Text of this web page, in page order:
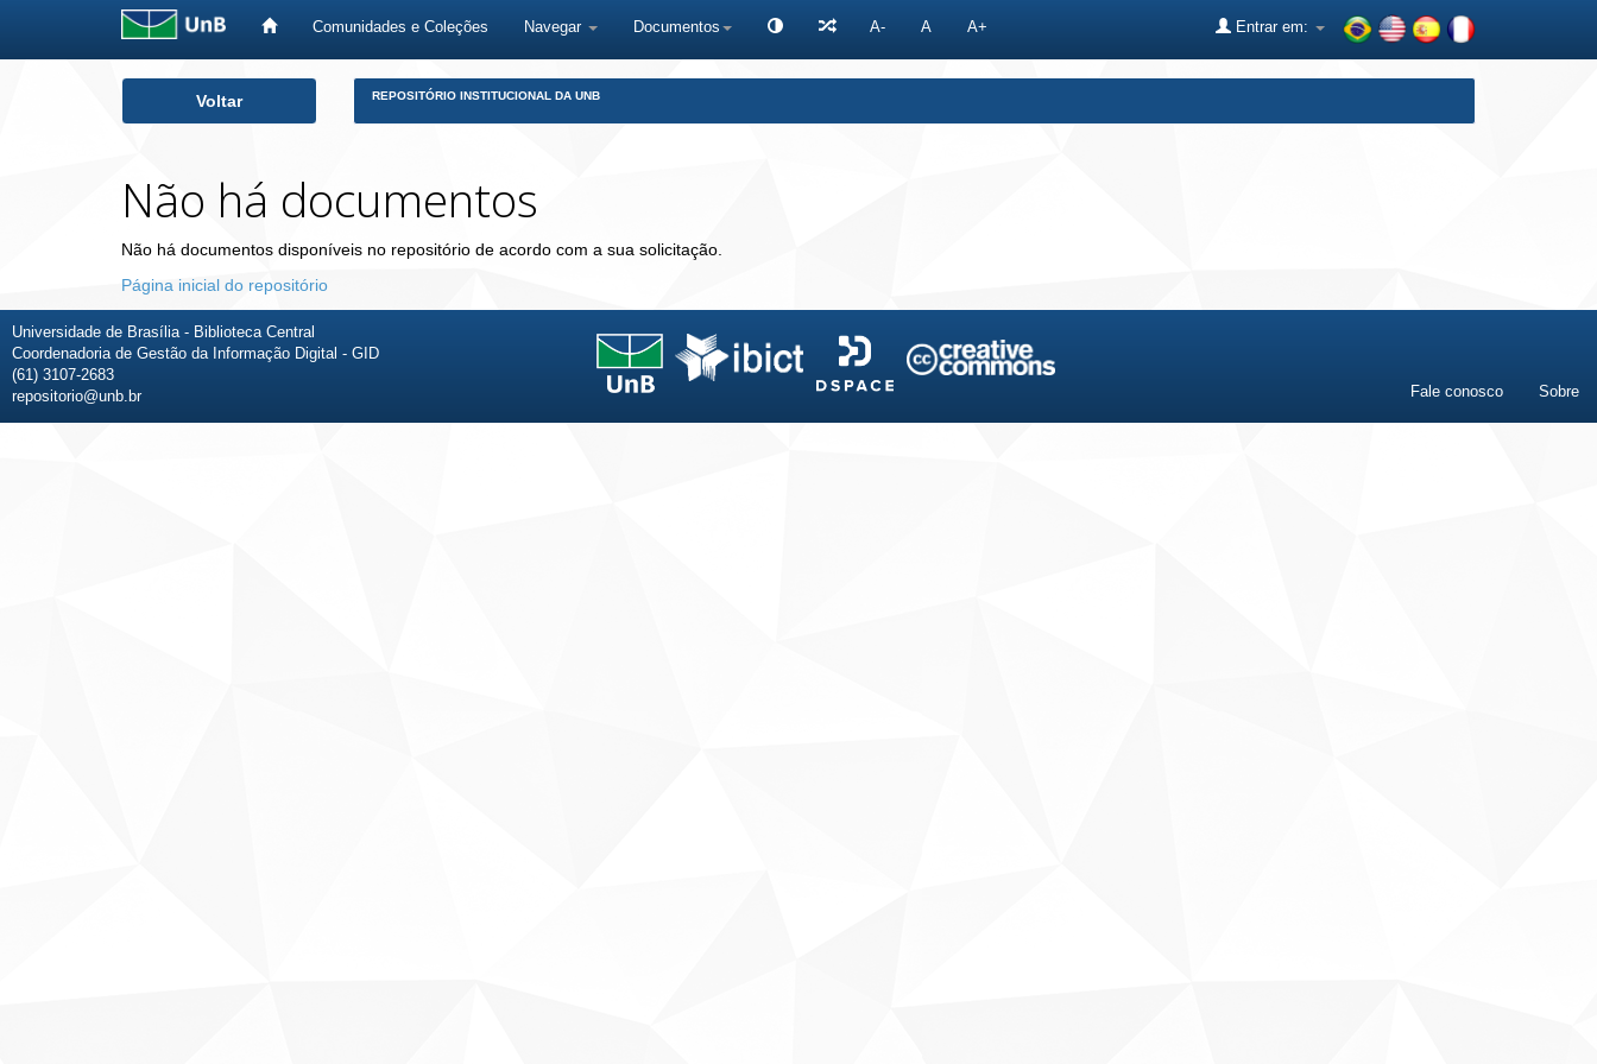
Comunidades e Coleções Navegar Documentos A- A A+ Entrar em:
Voltar REPOSITÓRIO INSTITUCIONAL DA UNB
Não há documentos
Não há documentos disponíveis no repositório de acordo com a sua solicitação.
Página inicial do repositório
Universidade de Brasília - Biblioteca Central
Coordenadoria de Gestão da Informação Digital - GID
(61) 3107-2683
repositorio@unb.br
Fale conosco Sobre